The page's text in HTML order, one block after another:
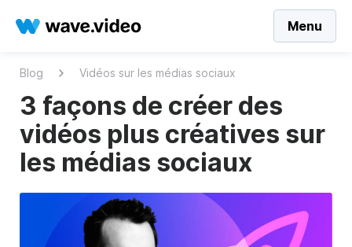
Menu
Blog Vidéos sur les médias sociaux
3 façons de créer des
vidéos plus créatives sur
les médias sociaux